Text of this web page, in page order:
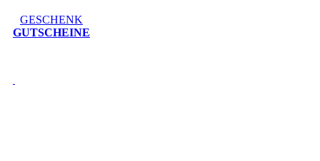
GESCHENK
GUTSCHEINE